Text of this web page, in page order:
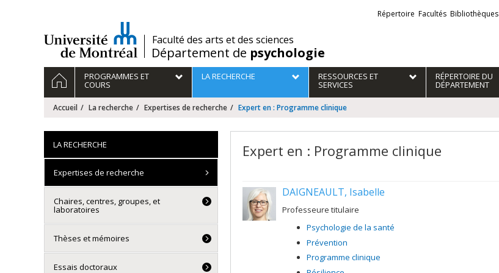
/Faculté des arts et des sciences
Département de psychologie
Liens
externes
Répertoire Facultés Bibliothèques
Navigation
principale
ACCUEILPROGRAMMES ET
COURS
LA RECHERCHE RESSOURCES ET
SERVICES
RÉPERTOIRE DU
DÉPARTEMENT
Accueil La recherche Expertises de recherche Expert en : Programme clinique
Expert en : Programme clinique
DAIGNEAULT, Isabelle
Professeure titulaire
Psychologie de la santé
Prévention
Programme clinique
LA RECHERCHE
Expertises de recherche
Chaires, centres, groupes, et
laboratoires
Thèses et mémoires
Essais doctoraux